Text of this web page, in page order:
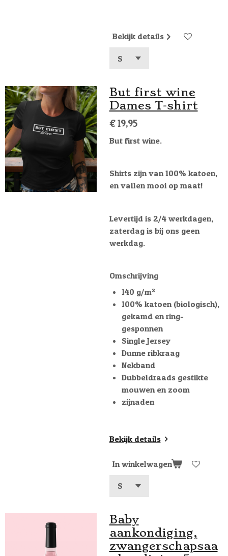
Bekijk details
But first wine
Dames T-shirt
€ 19,95
But first wine.
Shirts zijn van 100% katoen,
en vallen mooi op maat!
Levertijd is 2/4 werkdagen,
zaterdag is bij ons geen
werkdag.
Omschrijving
140 g/m²
100% katoen (biologisch),
gekamd en ring-
gesponnen
Single Jersey
Dunne ribkraag
Nekband
Dubbeldraads gestikte
mouwen en zoom
zijnaden
Bekijk details
In winkelwagen
Baby
aankondiging,
zwangerschapsaa